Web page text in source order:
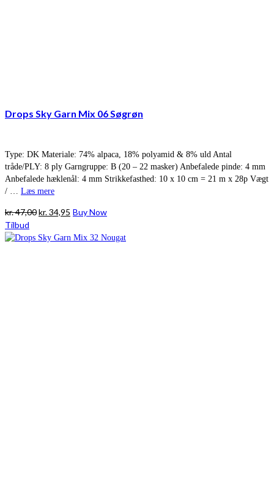
Drops Sky Garn Mix 06 Søgrøn
Type: DK Materiale: 74% alpaca, 18% polyamid & 8% uld Antal
tråde/PLY: 8 ply Garngruppe: B (20 – 22 masker) Anbefalede pinde: 4 mm
Anbefalede hæklenål: 4 mm Strikkefasthed: 10 x 10 cm = 21 m x 28p Vægt
/ … Læs mere
kr.47,00Den
pris
kr.34,95 Den
pris
Buy Now
Tilbud